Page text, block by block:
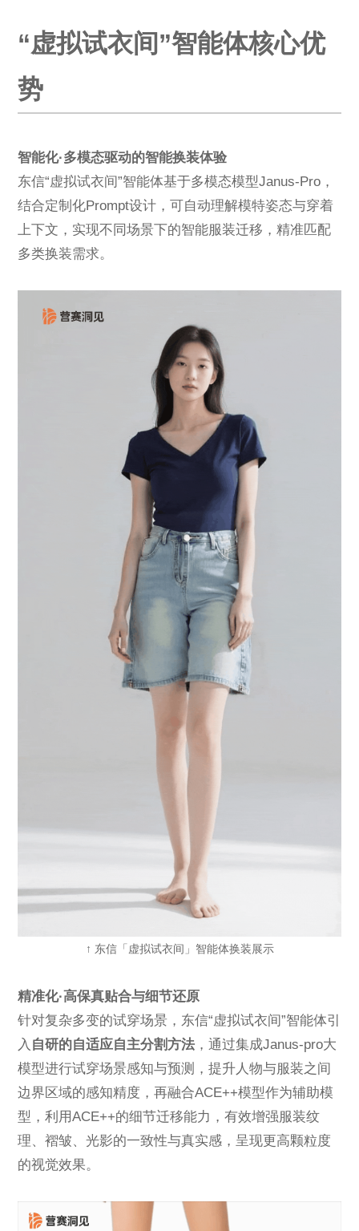
“虚拟试衣间”智能体核心优
势
智能化·多模态驱动的智能换装体验
东信“虚拟试衣间”智能体基于多模态模型Janus-Pro，
结合定制化Prompt设计，可自动理解模特姿态与穿着
上下文，实现不同场景下的智能服装迁移，精准匹配
多类换装需求。
↑ 东信「虚拟试衣间」智能体换装展示
精准化·高保真贴合与细节还原
针对复杂多变的试穿场景，东信“虚拟试衣间”智能体引
入 自研的自适应自主分割方法 ，通过集成Janus-pro大
模型进行试穿场景感知与预测 ，提升人物与服装之间
边界区域的感知精度，再融合ACE++模型作为辅助模
型，利用ACE++的细节迁移能力，有效增强服装纹
理、褶皱、光影的一致性与真实感，呈现更高颗粒度
的视觉效果。